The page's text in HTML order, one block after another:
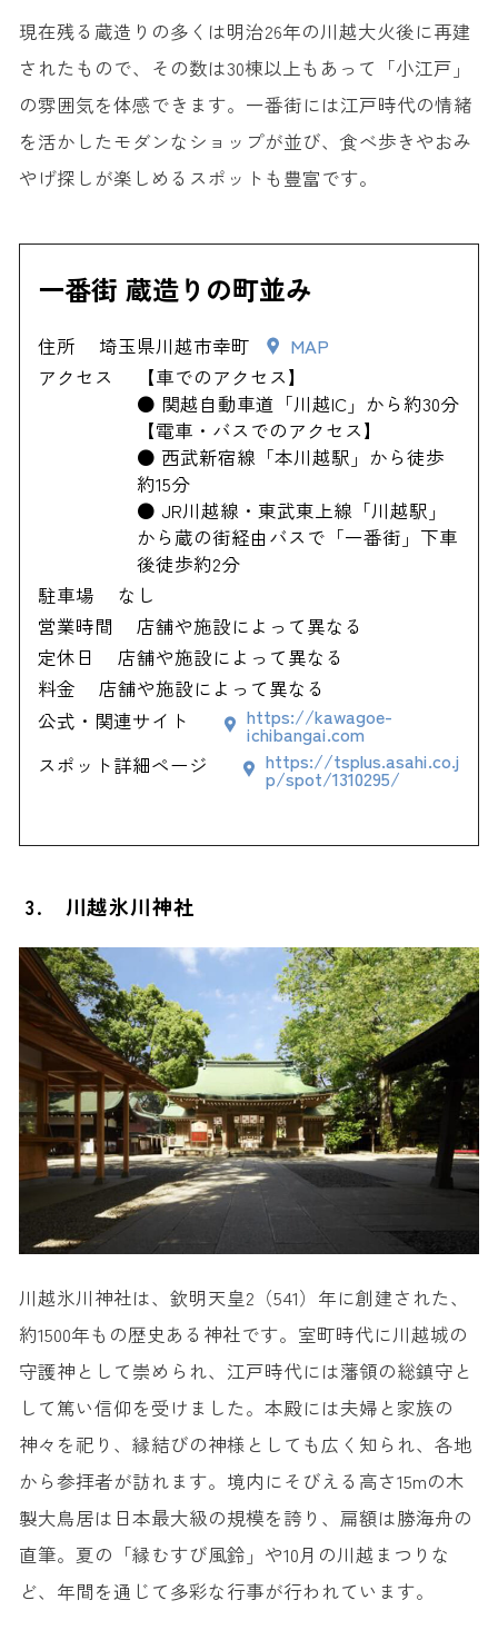
現在残る蔵造りの多くは明治26年の川越大火後に再建
されたもので、その数は30棟以上もあって「小江戸」
の雰囲気を体感できます。一番街には江戸時代の情緒
を活かしたモダンなショップが並び、食べ歩きやおみ
やげ探しが楽しめるスポットも豊富です。
一番街 蔵造りの町並み
住所 埼玉県川越市幸町
MAP
アクセス
【車でのアクセス】
● 関越自動車道「川越IC」から約30分
【電車・バスでのアクセス】
● 西武新宿線「本川越駅」から徒歩
約15分
● JR川越線・東武東上線「川越駅」
から蔵の街経由バスで「一番街」下車
後徒歩約2分
駐車場
なし
営業時間
店舗や施設によって異なる
定休日
店舗や施設によって異なる
料金
店舗や施設によって異なる
公式・関連サイト
https://kawagoe-
ichibangai.com
スポット詳細ページ
https://tsplus.asahi.co.j
p/spot/1310295/
3. 川越氷川神社
川越氷川神社は、欽明天皇2（541）年に創建された、
約1500年もの歴史ある神社です。室町時代に川越城の
守護神として崇められ、江戸時代には藩領の総鎮守と
して篤い信仰を受けました。本殿には夫婦と家族の
神々を祀り、縁結びの神様としても広く知られ、各地
から参拝者が訪れます。境内にそびえる高さ15mの木
製大鳥居は日本最大級の規模を誇り、扁額は勝海舟の
直筆。夏の「縁むすび風鈴」や10月の川越まつりな
ど、年間を通じて多彩な行事が行われています。